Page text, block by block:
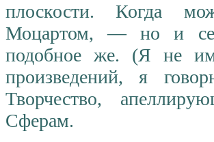
плоскости. Когда
Моцартом, — но и
подобное же. (Я не
произведений, я
Творчество,
Сферам.